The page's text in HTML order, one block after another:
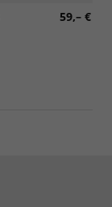
59,– €